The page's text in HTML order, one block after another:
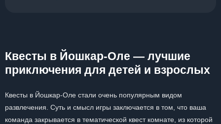
Квесты в Йошкар-Оле — лучшие
приключения для детей и взрослых
Квесты в Йошкар-Оле стали очень популярным видом
развлечения. Суть и смысл игры заключается в том, что ваша
команда закрывается в тематической квест комнате, из которой